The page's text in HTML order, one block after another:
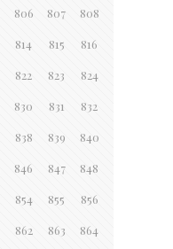
806 807 808
814 815 816
822 823 824
830 831 832
838 839 840
846 847 848
854 855 856
862 863 864